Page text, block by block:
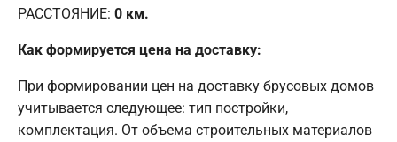
РАССТОЯНИЕ: 0 км.
Как формируется цена на доставку:
При формировании цен на доставку брусовых домов
учитывается следующее: тип постройки,
комплектация. От объема строительных материалов